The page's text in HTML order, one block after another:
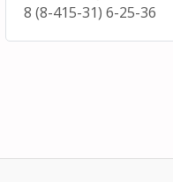
8 (8-415-31) 6-25-36